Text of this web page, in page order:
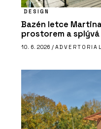
DESIGN
Bazén letce
prostorem a
10. 6. 2026 / ADVERTORIAL